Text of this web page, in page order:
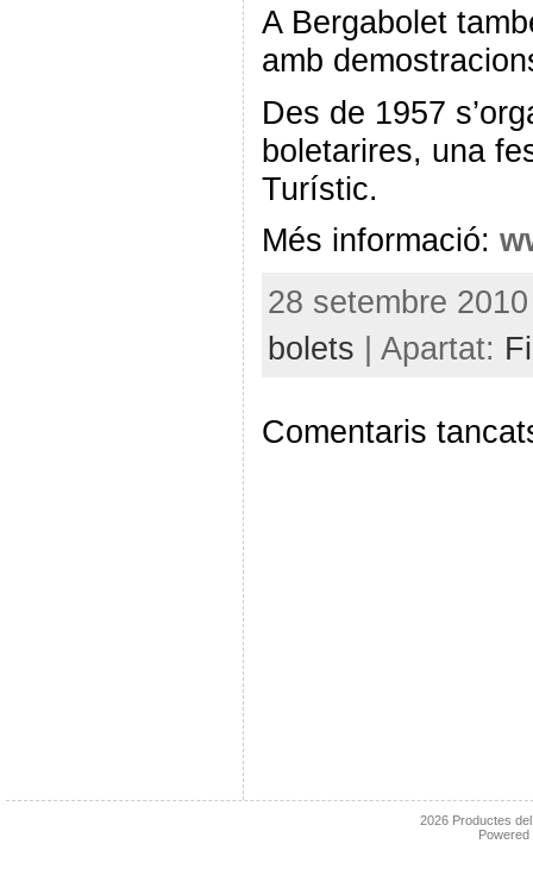
A Bergabolet
amb
Des de 1957
boletarires, una
Turístic.
Més informació:
28 setembre
bolets | Apartat:
Comentaris
2026 Productes